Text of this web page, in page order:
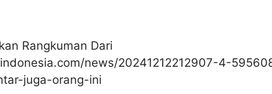
Rangkuman Dari
news/20241212212907-4-
juga-orang-ini